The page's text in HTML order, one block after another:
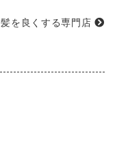
髪を良くする専門店